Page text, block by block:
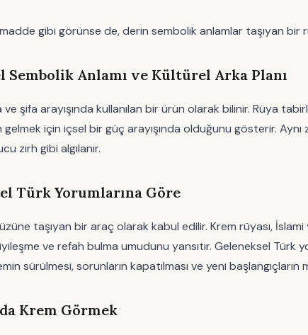
gibi görünse de, derin sembolik anlamlar taşıyan bir
Sembolik Anlamı ve Kültürel Arka Planı
şifa arayışında kullanılan bir ürün olarak bilinir. Rüya
için içsel bir güç arayışında olduğunu gösterir.
zırh gibi algılanır.
Türk Yorumlarına Göre
taşıyan bir araç olarak kabul edilir. Krem rüyası,
ve refah bulma umudunu yansıtır. Geleneksel Türk
sürülmesi, sorunların kapatılması ve yeni
Krem Görmek